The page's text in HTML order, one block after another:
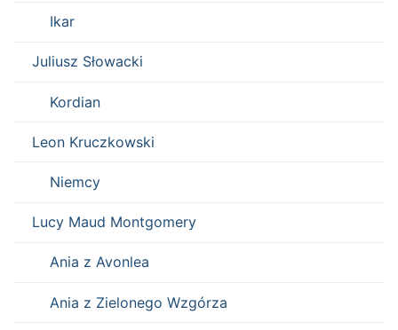
Ikar
Juliusz Słowacki
Kordian
Leon Kruczkowski
Niemcy
Lucy Maud Montgomery
Ania z Avonlea
Ania z Zielonego Wzgórza